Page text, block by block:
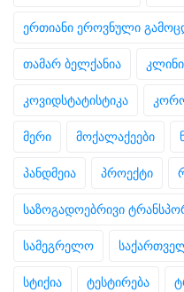
ერთიანი ეროვნული
თამარ ბელქანია
კოვიდსტატისტიკა
მერი მოქალაქეები
პანდმეია პროექტი
საზოგადოებრივი
სამეგრელო
სტიქია ტესტირება